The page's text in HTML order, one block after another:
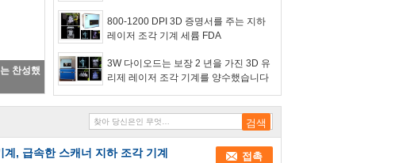
800-1200 DPI 3D 증명서를 주는 지하
레이저 조각 기계 세륨 FDA
3W 다이오드는 보장 2 년을 가진 3D 유
리제 레이저 조각 기계를 양수했습니다
, 급속한 스캐너 지하 조각 기계 접촉